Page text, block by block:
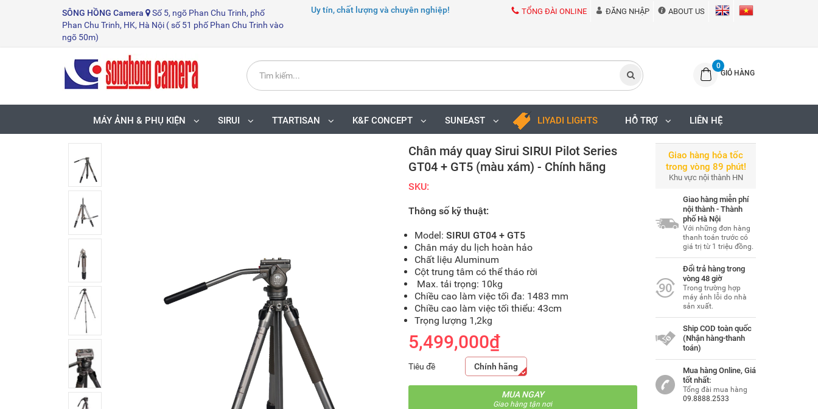
SÔNG HỒNG Camera
Số 5, ngõ Phan Chu Trinh, phố
Phan Chu Trinh, HK, Hà Nội ( số 51 phố Phan Chu Trinh vào
ngõ 50m)
Uy tín, chất lượng và chuyên nghiệp! TỔNG ĐÀI ONLINE ĐĂNG NHẬP ABOUT US
0
GIỎ HÀNG
MÁY ẢNH & PHỤ KIỆN SIRUI TTARTISAN K&F CONCEPT SUNEAST LIYADI LIGHTS HỖ TRỢ LIÊN HỆ
Chân máy quay Sirui SIRUI Pilot Series
GT04 + GT5 (màu xám) - Chính hãng
SKU:
Thông số kỹ thuật:
Model: SIRUI GT04 + GT5
Chân máy du lịch hoàn hảo
Chất liệu Aluminum
Cột trung tâm có thể tháo rời
Max. tải trọng: 10kg
Chiều cao làm việc tối đa: 1483 mm
Chiều cao làm việc tối thiểu: 43cm
Trọng lượng 1,2kg
5,499,000₫
Tiêu đề Chính hãng
MUA NGAY
Giao hàng tận nơi
Giao hàng hỏa tốc
trong vòng 89 phút!
Khu vực nội thành HN
Giao hàng miễn phí
nội thành - Thành
phố Hà Nội
Với những đơn hàng
thanh toán trước có
giá trị từ 1 triệu đồng.
Đổi trả hàng trong
vòng 48 giờ
Trong trường hợp
máy ảnh lỗi do nhà
sản xuất.
Ship COD toàn quốc
(Nhận hàng-thanh
toán)
Mua hàng Online, Giá
tốt nhất:
Tổng đài mua hàng
09.8888.2533